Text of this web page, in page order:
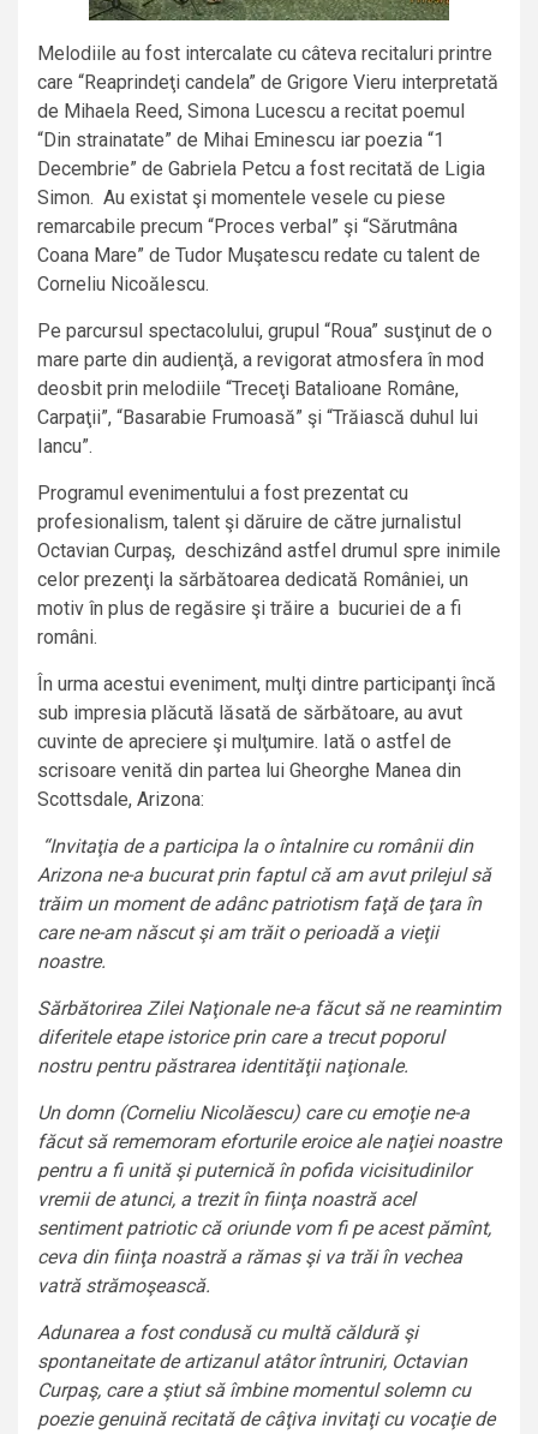
Melodiile au fost intercalate cu câteva recitaluri printre
care “Reaprindeţi candela” de Grigore Vieru interpretată
de Mihaela Reed, Simona Lucescu a recitat poemul
“Din strainatate” de Mihai Eminescu iar poezia “1
Decembrie” de Gabriela Petcu a fost recitată de Ligia
Simon. Au existat şi momentele vesele cu piese
remarcabile precum “Proces verbal” şi “Sărutmâna
Coana Mare” de Tudor Muşatescu redate cu talent de
Corneliu Nicoălescu.
Pe parcursul spectacolului, grupul “Roua” susţinut de o
mare parte din audienţă, a revigorat atmosfera în mod
deosbit prin melodiile “Treceţi Batalioane Române,
Carpaţii”, “Basarabie Frumoasă” şi “Trăiască duhul lui
Iancu”.
Programul evenimentului a fost prezentat cu
profesionalism, talent şi dăruire de către jurnalistul
Octavian Curpaş, deschizând astfel drumul spre inimile
celor prezenţi la sărbătoarea dedicată României, un
motiv în plus de regăsire şi trăire a bucuriei de a fi
români.
În urma acestui eveniment, mulţi dintre participanţi încă
sub impresia plăcută lăsată de sărbătoare, au avut
cuvinte de apreciere şi mulţumire. Iată o astfel de
scrisoare venită din partea lui Gheorghe Manea din
Scottsdale, Arizona:
“Invitaţia de a participa la o întalnire cu românii din
Arizona ne-a bucurat prin faptul că am avut prilejul să
trăim un moment de adânc patriotism faţă de ţara în
care ne-am născut şi am trăit o perioadă a vieţii
noastre.
Sărbătorirea Zilei Naţionale ne-a făcut să ne reamintim
diferitele etape istorice prin care a trecut poporul
nostru pentru păstrarea identităţii naţionale.
Un domn (Corneliu Nicolăescu) care cu emoţie ne-a
făcut să rememoram eforturile eroice ale naţiei noastre
pentru a fi unită şi puternică în pofida vicisitudinilor
vremii de atunci, a trezit în fiinţa noastră acel
sentiment patriotic că oriunde vom fi pe acest pămînt,
ceva din fiinţa noastră a rămas şi va trăi în vechea
vatră strămoşească.
Adunarea a fost condusă cu multă căldură şi
spontaneitate de artizanul atâtor întruniri, Octavian
Curpaş, care a ştiut să îmbine momentul solemn cu
poezie genuină recitată de câţiva invitaţi cu vocaţie de